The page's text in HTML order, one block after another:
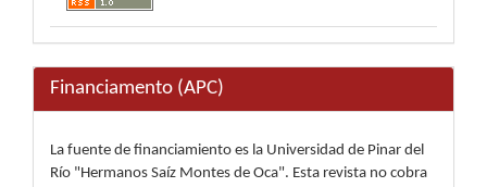
Financiamento (APC)
La fuente de financiamiento es la Universidad de Pinar del
Río "Hermanos Saíz Montes de Oca". Esta revista no cobra